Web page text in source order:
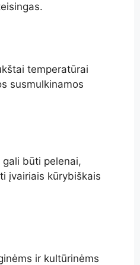
temperatūrai
susmulkinamos
būti pelenai,
įvairiais kūrybiškais
ir kultūrinėms